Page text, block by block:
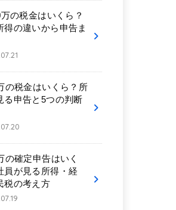
の税金はいくら？
得の違いから申告ま
の税金はいくら？所
る申告と5つの判断
の確定申告はいく
員が見る所得・経
税の考え方